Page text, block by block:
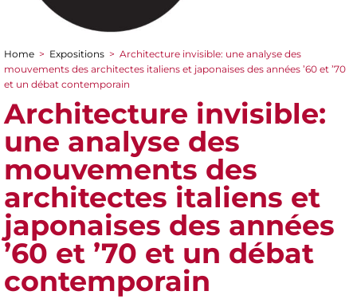
You are here
Home > Expositions > Architecture invisible: une analyse des
mouvements des architectes italiens et japonaises des années ’60 et ’70
et un débat contemporain
Architecture invisible:
une analyse des
mouvements des
architectes italiens et
japonaises des années
’60 et ’70 et un débat
contemporain